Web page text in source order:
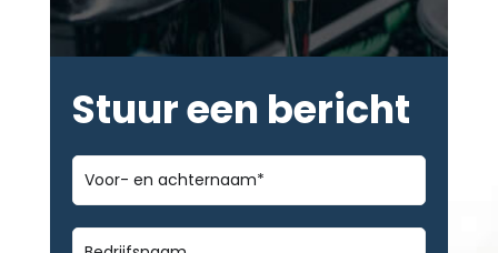
Stuur een bericht
Voor-
en
achternaam*
Bedrijfsnaam